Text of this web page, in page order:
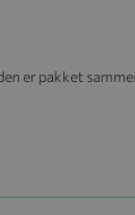
er pakket